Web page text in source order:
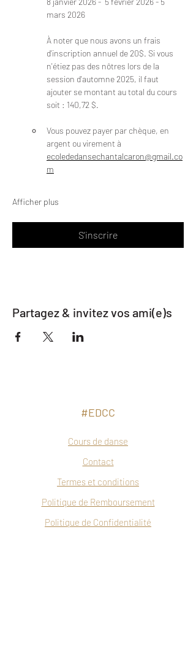
mars 2026
À noter que nous avons un frais
d'inscription annuel de 20$. Si vous
n'étiez pas des nôtres lors de la
session d'automne 2025, il faut
ajouter se montant au total du cours
soit : 140,72 $.
Vous pouvez payer par chèque, en
argent ou virement à
ecolededansechantalcaron@gmail.co
m
Afficher plus
S'inscrire
Partagez & invitez vos ami(e)s
#EDCC
Cours de danse
Contact
Termes et conditions
Politique de Remboursement
Politique de Confidentialité